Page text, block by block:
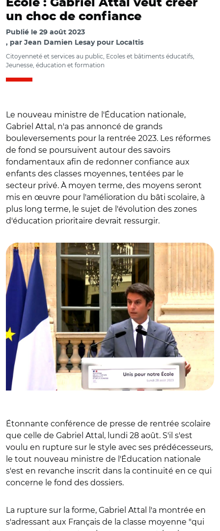
École : Gabriel Attal veut créer
un choc de confiance
Publié le 29 août 2023
par Jean Damien Lesay pour Localtis
Citoyenneté et services au public, Ecoles et bâtiments éducatifs,
Jeunesse, éducation et formation
Le nouveau ministre de l'Éducation nationale,
Gabriel Attal, n'a pas annoncé de grands
bouleversements pour la rentrée 2023. Les réformes
de fond se poursuivent autour des savoirs
fondamentaux afin de redonner confiance aux
enfants des classes moyennes, tentées par le
secteur privé. À moyen terme, des moyens seront
mis en œuvre pour l'amélioration du bâti scolaire, à
plus long terme, le sujet de l'évolution des zones
d'éducation prioritaire devrait ressurgir.
Étonnante conférence de presse de rentrée scolaire
que celle de Gabriel Attal, lundi 28 août. S'il s'est
voulu en rupture sur le style avec ses prédécesseurs,
le tout nouveau ministre de l'Éducation nationale
s'est en revanche inscrit dans la continuité en ce qui
concerne le fond des dossiers.
La rupture sur la forme, Gabriel Attal l'a montrée en
s'adressant aux Français de la classe moyenne "qui